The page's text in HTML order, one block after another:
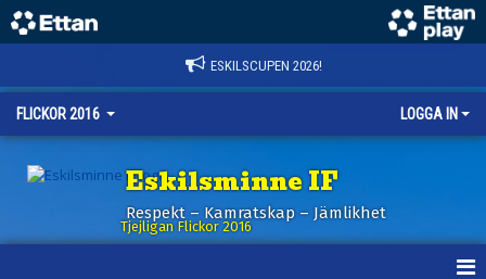
ESKILSCUPEN 2026!
FLICKOR 2016 LOGGA IN
Eskilsminne IF
Respekt – Kamratskap – Jämlikhet
Tjejligan Flickor 2016